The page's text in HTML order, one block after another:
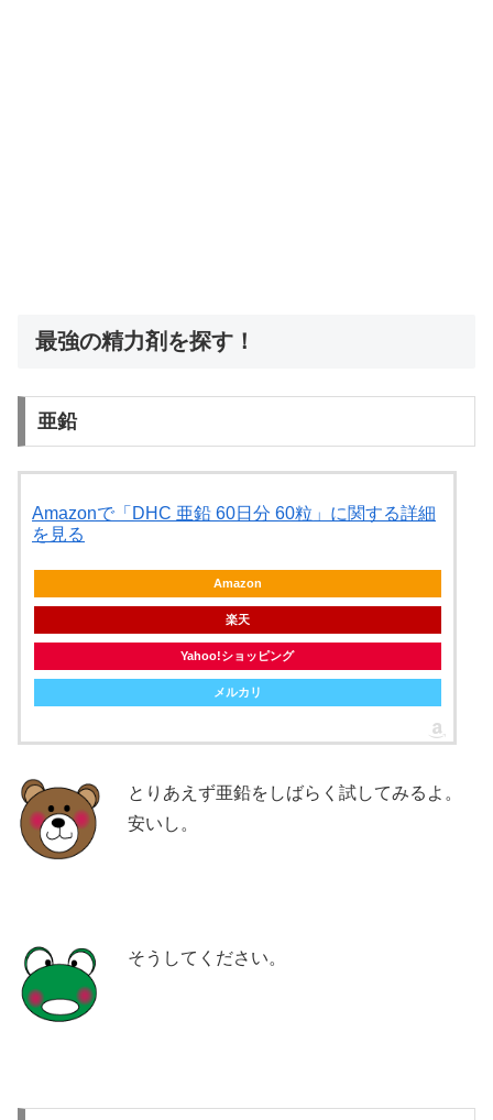
最強の精力剤を探す！
亜鉛
Amazonで「DHC 亜鉛 60日分 60粒」に関する詳細
を見る
Amazon
楽天
Yahoo!ショッピング
メルカリ
とりあえず亜鉛をしばらく試してみるよ。
安いし。
そうしてください。